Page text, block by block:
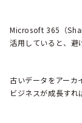
Microsoft 365（
活用していると、避
古いデータをアーカ
ビジネスが成長すれ